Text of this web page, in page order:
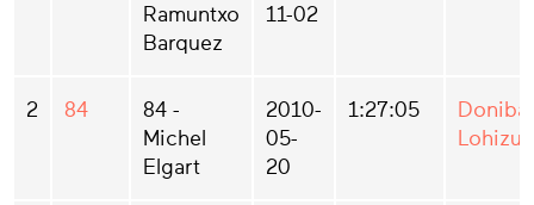
Ramuntxo
Barquez
11-02
2 84
84 -
Michel
Elgart
2010-
05-
20
1:27:05